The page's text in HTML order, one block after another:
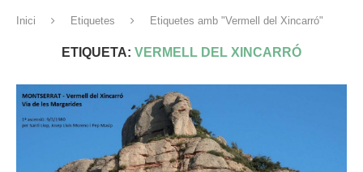
Inici Etiquetes Etiquetes amb "Vermell del Xincarró"
ETIQUETA: VERMELL DEL XINCARRÓ